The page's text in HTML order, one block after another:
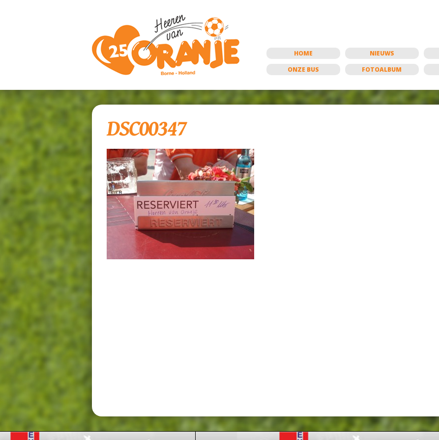
HOME NIEUWS
ONZE BUS
FOTOALBUM
DSC00347